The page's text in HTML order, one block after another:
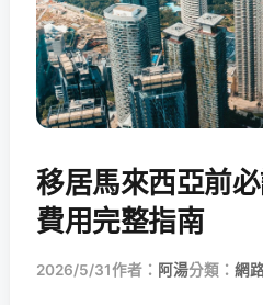
移居馬來西亞前
費用完整指南
2026/5/31作者： 阿湯分類： 網